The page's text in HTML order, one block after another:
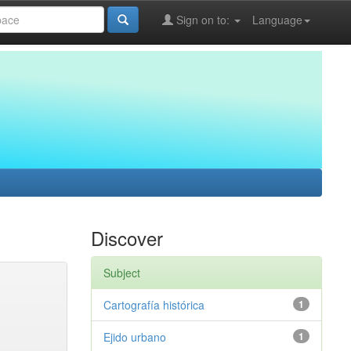
Language
Sign on to:
Discover
Subject
1
Cartografía histórica
1
Ejido urbano